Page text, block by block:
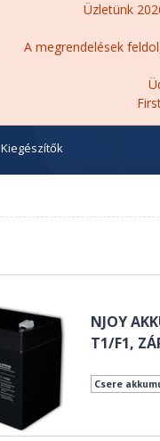
Üzletünk
A megrendelések
Kiegészítők
NJOY
T1/F1,
Csere